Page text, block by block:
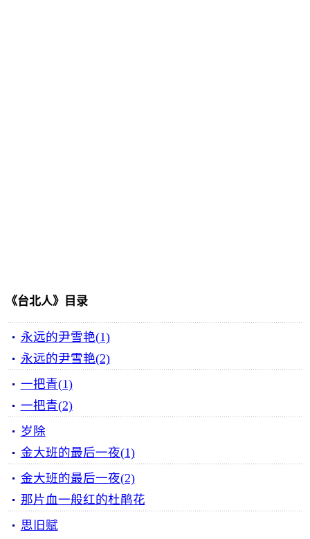
《台北人》目录
永远的尹雪艳(1)
永远的尹雪艳(2)
一把青(1)
一把青(2)
岁除
金大班的最后一夜(1)
金大班的最后一夜(2)
那片血一般红的杜鹃花
思旧赋